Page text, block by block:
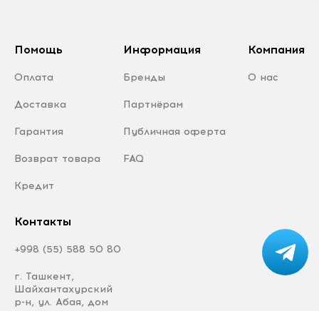
Помощь
Оплата
Доставка
Гарантия
Возврат товара
Кредит
Информация
Бренды
Партнёрам
Публичная оферта
FAQ
Компания
О нас
Контакты
+998 (55) 588 50 80
г. Ташкент,
Шайхантахурский
р-н, ул. Абая, дом